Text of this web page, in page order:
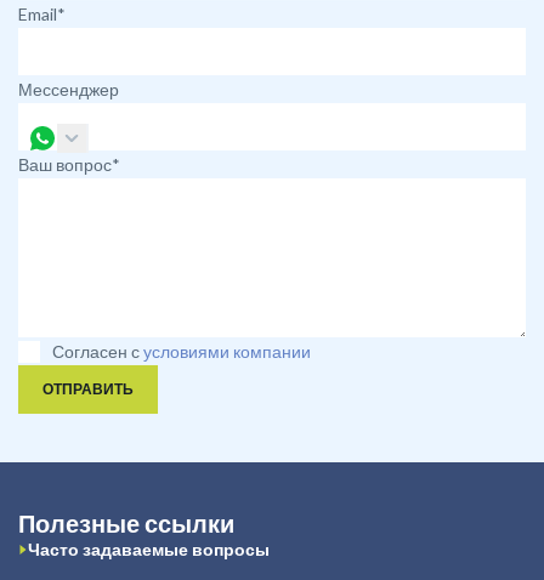
Email*
Мессенджер
Ваш вопрос*
Согласен сусловиями компании
ОТПРАВИТЬ
Полезные ссылки
Часто задаваемые вопросы